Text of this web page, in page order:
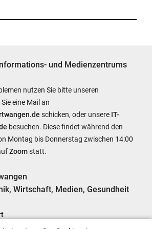
und Medienzentrums
nutzen Sie bitte unseren
eine Mail an
schicken, oder unsere IT-
besuchen. Diese findet während den
Montag bis Donnerstag zwischen 14:00
Zoomstatt.
Wirtschaft, Medien, Gesundheit